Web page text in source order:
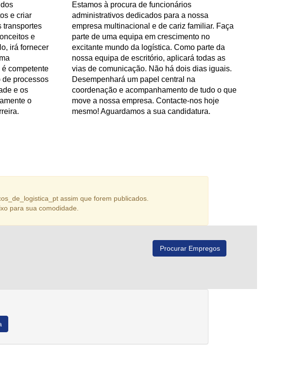
e criar
transportes
e
irá fornecer
competente
de processos
e os
o
Estamos à procura de funcionários
administrativos dedicados para a nossa
empresa multinacional e de cariz familiar. Faça
parte de uma equipa em crescimento no
excitante mundo da logística. Como parte da
nossa equipa de escritório, aplicará todas as
vias de comunicação. Não há dois dias iguais.
Desempenhará um papel central na
coordenação e acompanhamento de tudo o que
move a nossa empresa. Contacte-nos hoje
mesmo! Aguardamos a sua candidatura.
assim que forem publicados.
para sua comodidade.